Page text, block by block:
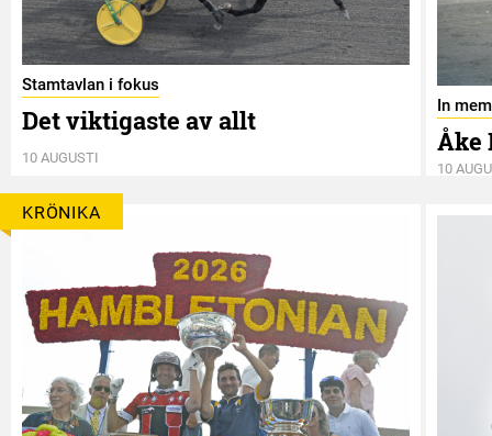
Stamtavlan i fokus
Det viktigaste av allt
10 AUGUSTI
In
Åke
10
KRÖNIKA